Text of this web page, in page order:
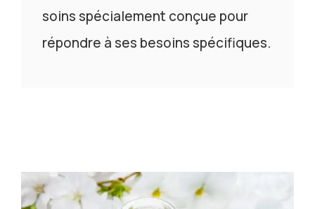
soins spécialement conçue pour
répondre à ses besoins spécifiques.